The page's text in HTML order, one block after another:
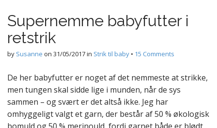
Supernemme babyfutter i
retstrik
by Susanne on 31/05/2017in Strik til baby • 15 Comments
De her babyfutter er noget af det nemmeste at strikke,
men tungen skal sidde lige i munden, når de sys
sammen – og svært er det altså ikke. Jeg har
omhyggeligt valgt et garn, der består af 50 % økologisk